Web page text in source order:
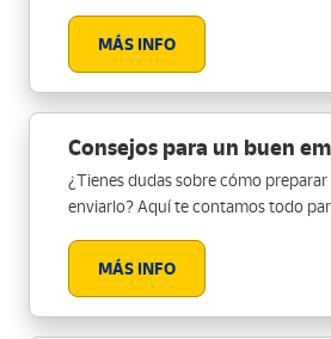
MÁS INFO
Consejos para un buen
¿Tienes dudas sobre cómo
enviarlo? Aquí te contamos todo
MÁS INFO